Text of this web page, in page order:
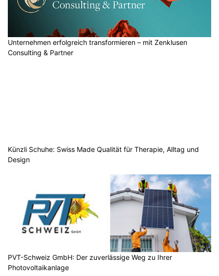
Unternehmen erfolgreich transformieren – mit Zenklusen
Consulting & Partner
Künzli Schuhe: Swiss Made Qualität für Therapie, Alltag und
Design
PVT-Schweiz GmbH: Der zuverlässige Weg zu Ihrer
Photovoltaikanlage